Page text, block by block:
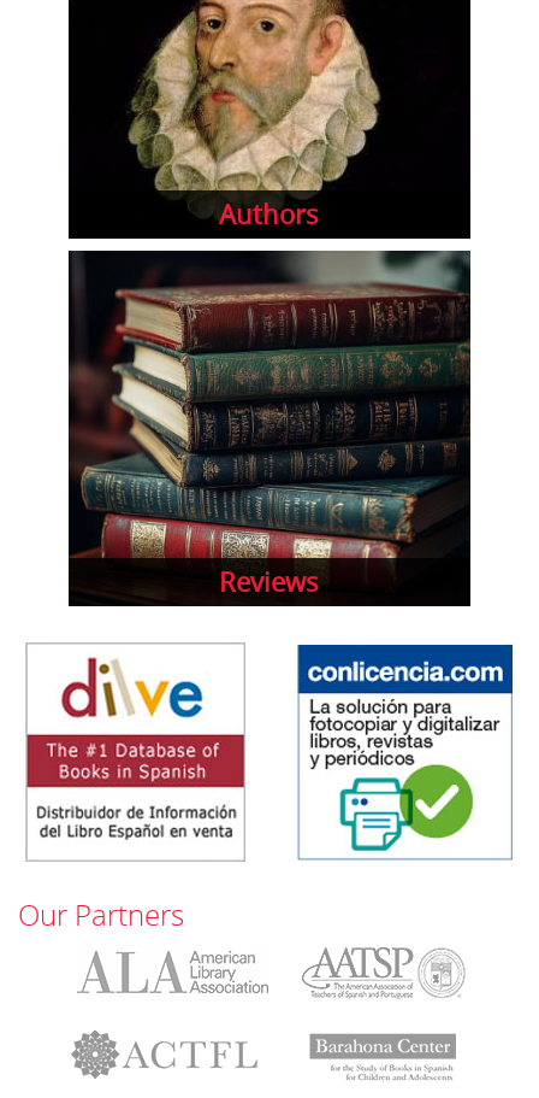
Authors
Reviews
Our Partners